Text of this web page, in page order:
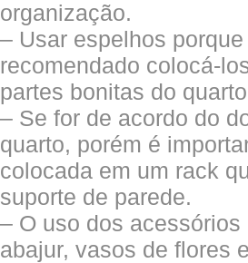
organização.
– Usar espelhos
recomendado colocá-
partes bonitas do
– Se for de acordo do
quarto, porém é
colocada em um rack
suporte de parede.
– O uso dos
abajur, vasos de flores